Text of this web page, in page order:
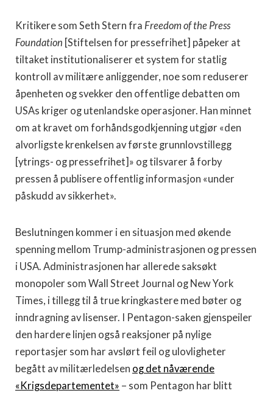
Kritikere som Seth Stern fra Freedom of the Press
Foundation [Stiftelsen for pressefrihet] påpeker at
tiltaket institutionaliserer et system for statlig
kontroll av militære anliggender, noe som reduserer
åpenheten og svekker den offentlige debatten om
USAs kriger og utenlandske operasjoner. Han minnet
om at kravet om forhåndsgodkjenning utgjør «den
alvorligste krenkelsen av første grunnlovstillegg
[ytrings- og pressefrihet]» og tilsvarer å forby
pressen å publisere offentlig informasjon «under
påskudd av sikkerhet».
Beslutningen kommer i en situasjon med økende
spenning mellom Trump-administrasjonen og pressen
i USA. Administrasjonen har allerede saksøkt
monopoler som Wall Street Journal og New York
Times, i tillegg til å true kringkastere med bøter og
inndragning av lisenser. I Pentagon-saken gjenspeiler
den hardere linjen også reaksjoner på nylige
reportasjer som har avslørt feil og ulovligheter
begått av militærledelsen og det nåværende
«Krigsdepartementet» – som Pentagon har blitt